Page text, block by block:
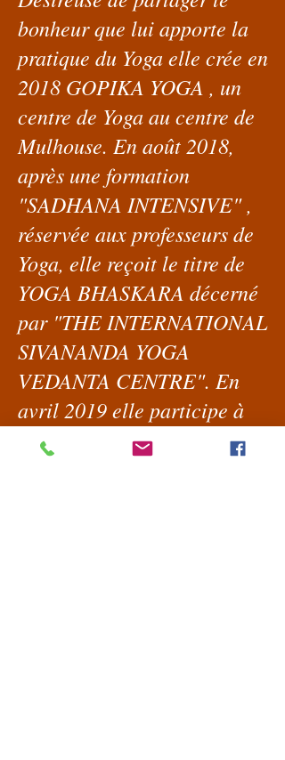
bonheur que lui apporte la
pratique du Yoga elle crée en
2018 GOPIKA YOGA , un
centre de Yoga au centre de
Mulhouse. En août 2018,
après une formation
"SADHANA INTENSIVE" ,
réservée aux professeurs de
Yoga, elle reçoit le titre de
YOGA BHASKARA décerné
par "THE INTERNATIONAL
SIVANANDA YOGA
VEDANTA CENTRE". En
avril 2019 elle participe à
une formation